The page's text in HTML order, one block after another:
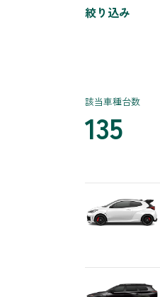
絞り込み
該当車種台数
135